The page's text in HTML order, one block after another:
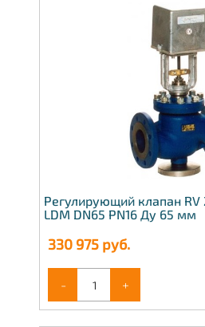
Регулирующий клапан
LDM DN65 PN16 Ду 65 мм
330 975 руб.
- +